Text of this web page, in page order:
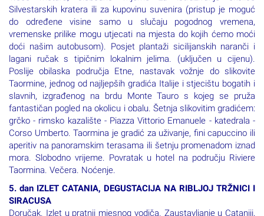
1.800 metara, slobodno vrijeme za istraživanje okolice
Silvestarskih kratera ili za kupovinu suvenira (pristup je moguć
do određene visine samo u slučaju pogodnog vremena,
vremenske prilike mogu utjecati na mjesta do kojih ćemo moći
doći našim autobusom). Posjet plantaži sicilijanskih naranči i
lagani ručak s tipičnim lokalnim jelima. (uključen u cijenu).
Poslije obilaska područja Etne, nastavak vožnje do slikovite
Taormine, jednog od najljepših gradića Italije i stjecištu bogatih i
slavnih, izgrađenog na brdu Monte Tauro s kojeg se pruža
fantastičan pogled na okolicu i obalu. Šetnja slikovitim gradićem:
grčko - rimsko kazalište - Piazza Vittorio Emanuele - katedrala -
Corso Umberto. Taormina je gradić za uživanje, fini capuccino ili
aperitiv na panoramskim terasama ili šetnju promenadom iznad
mora. Slobodno vrijeme. Povratak u hotel na području Riviere
5. dan IZLET CATANIA, DEGUSTACIJA NA RIBLJOJ TRŽNICI I
SIRACUSA